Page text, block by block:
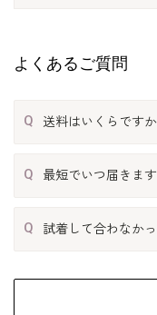
よくあるご質問
Q 送料はいくらですか
Q 最短でいつ届きます
Q 試着して合わなか